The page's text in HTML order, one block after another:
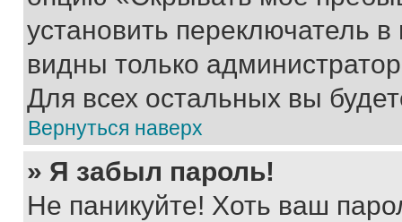
установить переключатель
видны только
Для всех остальных вы
Вернуться наверх
» Я забыл пароль!
Не паникуйте! Хоть ваш